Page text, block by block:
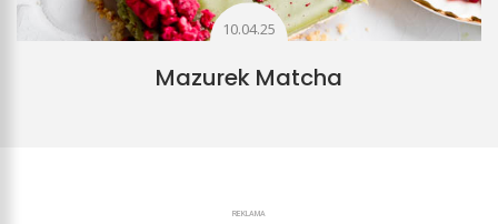
10.04.25
Mazurek Matcha
REKLAMA